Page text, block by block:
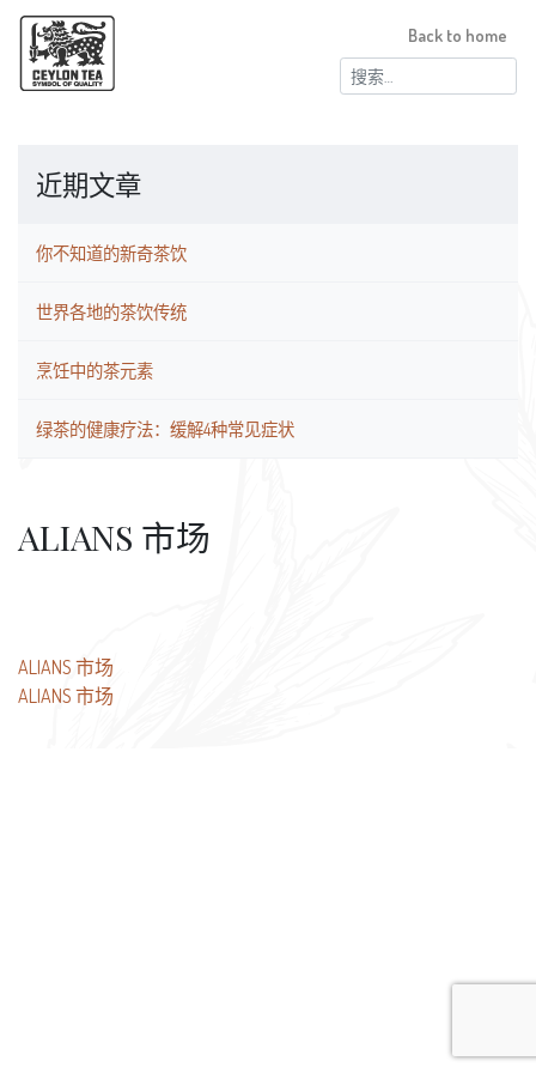
搜
索：
Back to home
近期文章
你不知道的新奇茶饮
世界各地的茶饮传统
烹饪中的茶元素
绿茶的健康疗法：缓解4种常见症状
ALIANS 市场
文
章
ALIANS 市场
ALIANS 市场